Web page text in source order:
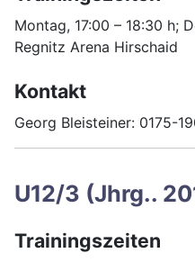
Montag, 17:00 – 18:30 h;
Regnitz Arena Hirschaid
Kontakt
Georg Bleisteiner: 0175-
U12/3 (Jhrg..
Trainingszeiten